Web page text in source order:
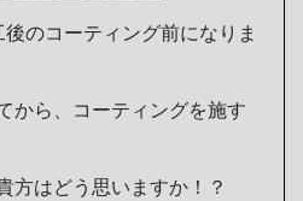
のコーティング前になりま
から、コーティングを施す
方はどう思いますか！？